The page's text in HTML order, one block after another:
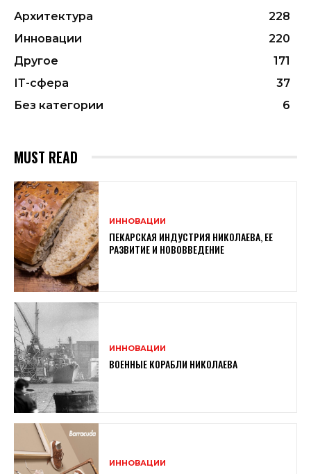
Архитектура
228
Инновации
220
Другое
171
ІТ-сфера
37
Без категории
6
MUST READ
ИННОВАЦИИ
ПЕКАРСКАЯ ИНДУСТРИЯ НИКОЛАЕВА, ЕЕ
РАЗВИТИЕ И НОВОВВЕДЕНИЕ
ИННОВАЦИИ
ВОЕННЫЕ КОРАБЛИ НИКОЛАЕВА
ИННОВАЦИИ